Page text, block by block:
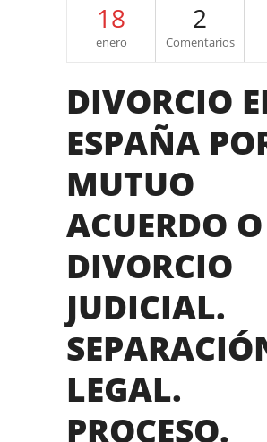
18
enero
2
Comentarios
DIVORCIO
ESPAÑA
MUTUO
ACUERDO O
DIVORCIO
JUDICIAL.
LEGAL.
PROCESO.